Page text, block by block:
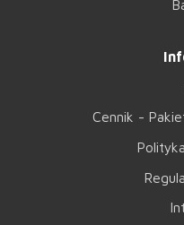
Cennik -